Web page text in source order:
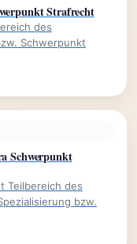
Strafrecht
des
Schwerpunkt
Schwerpunkt
Teilbereich des
bzw.